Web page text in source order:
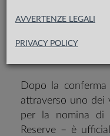
AVVERTENZE LEGALI
PRIVACY POLICY
Dopo la
attraverso uno dei
per la nomina di
Reserve – è